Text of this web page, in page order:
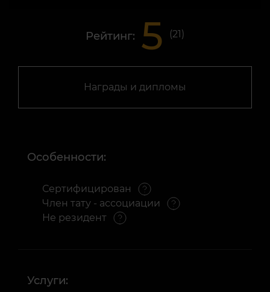
Рейтинг: 5 (21)
Награды и дипломы
Особенности:
Сертифицирован
Член тату - ассоциации
Не резидент
Услуги: